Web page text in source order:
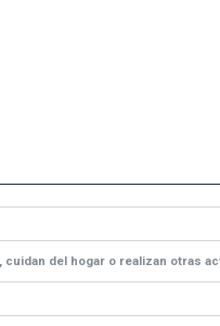
del hogar o realizan otras